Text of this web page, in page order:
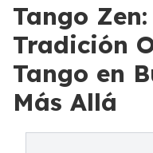
Tango
Tradición
Tango en
Más Allá